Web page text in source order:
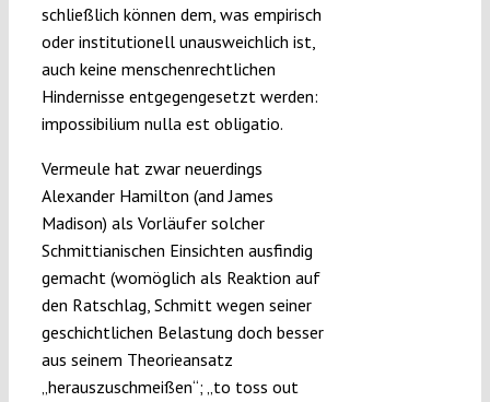
schließlich können dem, was empirisch
oder institutionell unausweichlich ist,
auch keine menschenrechtlichen
Hindernisse entgegengesetzt werden:
impossibilium nulla est obligatio.
Vermeule hat zwar neuerdings
Alexander Hamilton (and James
Madison) als Vorläufer solcher
Schmittianischen Einsichten ausfindig
gemacht (womöglich als Reaktion auf
den Ratschlag, Schmitt wegen seiner
geschichtlichen Belastung doch besser
aus seinem Theorieansatz
„herauszuschmeißen“; „to toss out